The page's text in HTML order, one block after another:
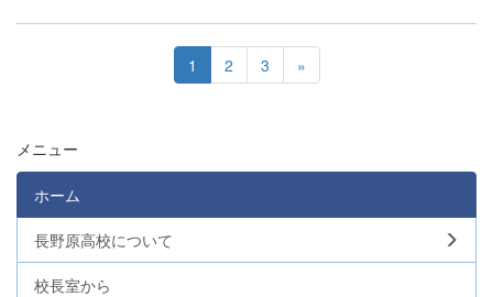
1 2 3 »
メニュー
ホーム
長野原高校について
校長室から